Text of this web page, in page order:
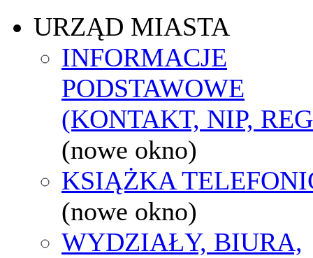
URZĄD MIASTA
INFORMACJE
PODSTAWOWE
(KONTAKT, NIP,
(nowe okno)
KSIĄŻKA
(nowe okno)
WYDZIAŁY, BIURA,